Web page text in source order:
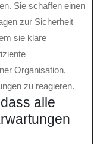
Sie schaffen einen
zur Sicherheit
sie klare
Organisation,
zu reagieren.
alle